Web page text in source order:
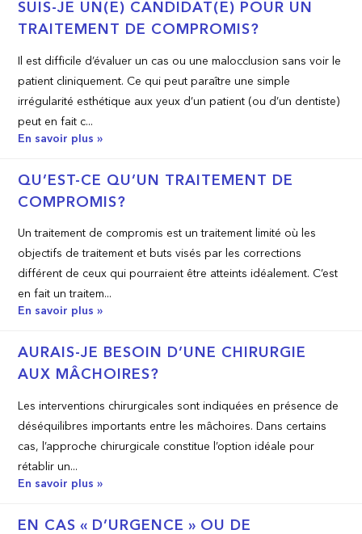
SUIS-JE UN(E) CANDIDAT(E) POUR UN
TRAITEMENT DE COMPROMIS?
Il est difficile d’évaluer un cas ou une malocclusion sans voir le
patient cliniquement. Ce qui peut paraître une simple
irrégularité esthétique aux yeux d’un patient (ou d’un dentiste)
peut en fait c...
En savoir plus »
QU’EST-CE QU’UN TRAITEMENT DE
COMPROMIS?
Un traitement de compromis est un traitement limité où les
objectifs de traitement et buts visés par les corrections
différent de ceux qui pourraient être atteints idéalement. C’est
en fait un traitem...
En savoir plus »
AURAIS-JE BESOIN D’UNE CHIRURGIE
AUX MÂCHOIRES?
Les interventions chirurgicales sont indiquées en présence de
déséquilibres importants entre les mâchoires. Dans certains
cas, l’approche chirurgicale constitue l’option idéale pour
rétablir un...
En savoir plus »
EN CAS « D’URGENCE » OU DE